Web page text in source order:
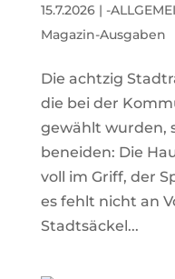
15.7.2026| -
Magazin-Ausgaben
Die achtzig
die bei der
gewählt wurden,
beneiden: Die
voll im Griff, der
es fehlt nicht an
Stadtsäckel...